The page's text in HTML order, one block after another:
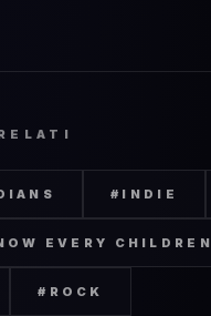
# INDIE
EVERY CHILDREN
# ROCK